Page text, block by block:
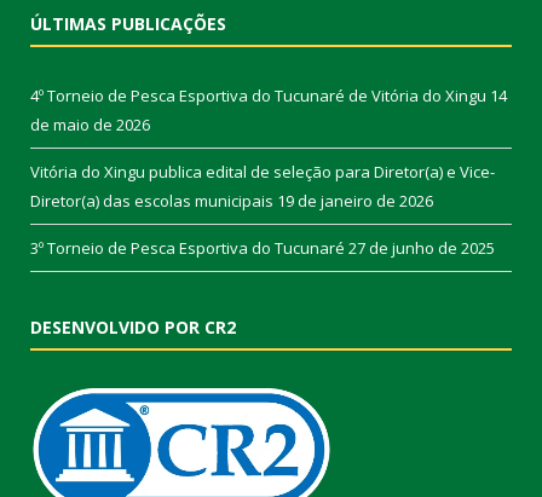
ÚLTIMAS PUBLICAÇÕES
4º Torneio de Pesca Esportiva do Tucunaré de Vitória do Xingu 14
de maio de 2026
Vitória do Xingu publica edital de seleção para Diretor(a) e Vice-
Diretor(a) das escolas municipais 19 de janeiro de 2026
3º Torneio de Pesca Esportiva do Tucunaré 27 de junho de 2025
DESENVOLVIDO POR CR2